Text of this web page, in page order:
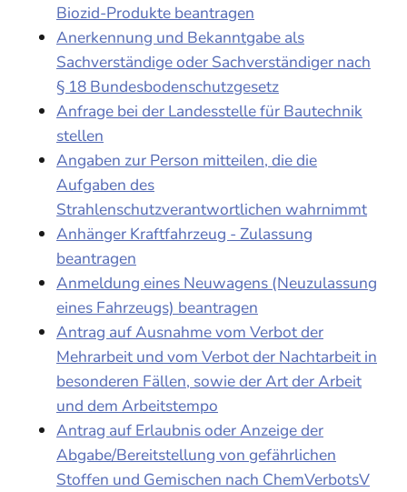
Biozid-Produkte beantragen
Anerkennung und Bekanntgabe als
Sachverständige oder Sachverständiger nach
§ 18 Bundesbodenschutzgesetz
Anfrage bei der Landesstelle für Bautechnik
stellen
Angaben zur Person mitteilen, die die
Aufgaben des
Strahlenschutzverantwortlichen wahrnimmt
Anhänger Kraftfahrzeug - Zulassung
beantragen
Anmeldung eines Neuwagens (Neuzulassung
eines Fahrzeugs) beantragen
Antrag auf Ausnahme vom Verbot der
Mehrarbeit und vom Verbot der Nachtarbeit in
besonderen Fällen, sowie der Art der Arbeit
und dem Arbeitstempo
Antrag auf Erlaubnis oder Anzeige der
Abgabe/Bereitstellung von gefährlichen
Stoffen und Gemischen nach ChemVerbotsV